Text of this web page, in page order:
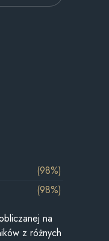
(98%)
(98%)
na
z różnych